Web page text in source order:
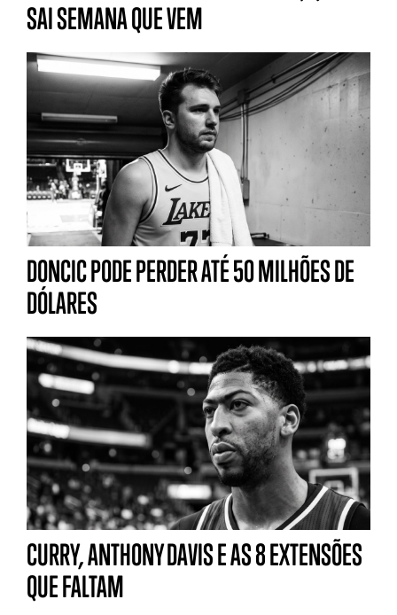
SAI SEMANA QUE VEM
DONCIC PODE PERDER ATÉ 50 MILHÕES DE
DÓLARES
CURRY, ANTHONY DAVIS E AS 8 EXTENSÕES
QUE FALTAM